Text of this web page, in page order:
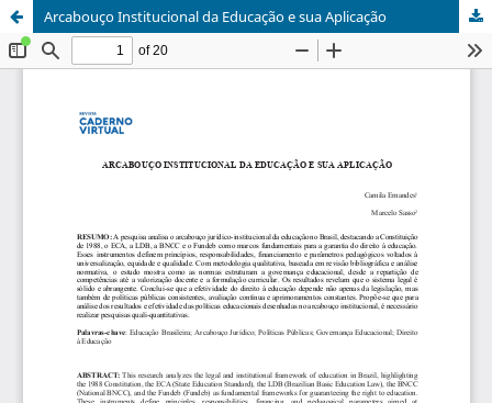
Arcabouço Institucional da Educação e sua Aplicação